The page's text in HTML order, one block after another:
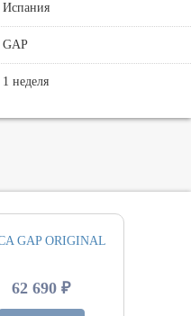
Испания
GAP
1 неделя
GAP ORIGINAL
62 690 ₽